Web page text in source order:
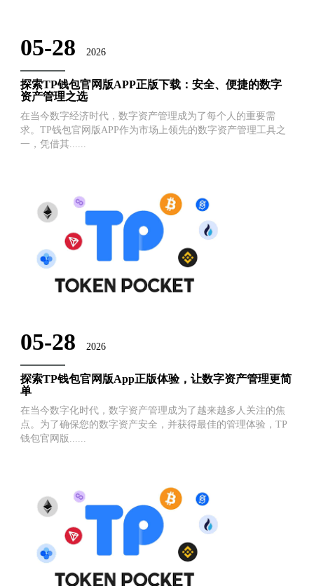
05-28 2026
探索TP钱包官网版APP正版下载：安全、便捷的数字
资产管理之选
在当今数字经济时代，数字资产管理成为了每个人的重要需
求。TP钱包官网版APP作为市场上领先的数字资产管理工具之
一，凭借其......
05-28 2026
探索TP钱包官网版App正版体验，让数字资产管理更简
单
在当今数字化时代，数字资产管理成为了越来越多人关注的焦
点。为了确保您的数字资产安全，并获得最佳的管理体验，TP
钱包官网版......